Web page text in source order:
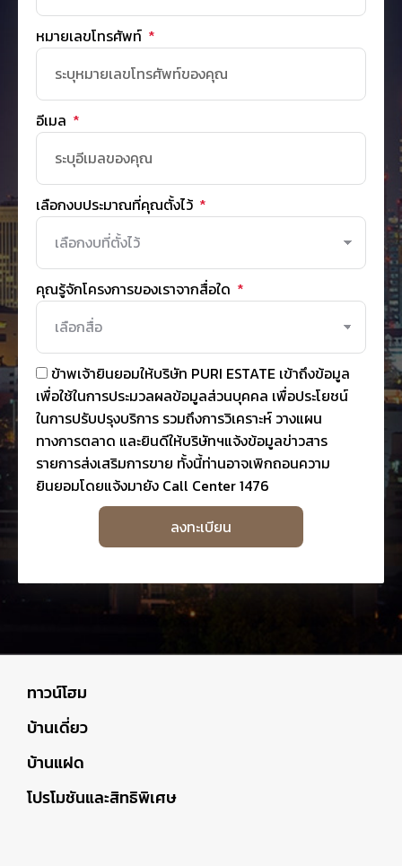
หมายเลขโทรศัพท์
อีเมล
เลือกงบประมาณที่คุณตั้งไว้
คุณรู้จักโครงการของเราจากสื่อใด
ข้าพเจ้ายินยอมให้บริษัท PURI ESTATE เข้าถึงข้อมูล
เพื่อใช้ในการประมวลผลข้อมูลส่วนบุคคล เพื่อประโยชน์
ในการปรับปรุงบริการ รวมถึงการวิเคราะห์ วางแผน
ทางการตลาด และยินดีให้บริษัทฯแจ้งข้อมูลข่าวสาร
รายการส่งเสริมการขาย ทั้งนี้ท่านอาจเพิกถอนความ
ยินยอมโดยแจ้งมายัง Call Center 1476
ลงทะเบียน
ทาวน์โฮม
บ้านเดี่ยว
บ้านแฝด
โปรโมชันและสิทธิพิเศษ